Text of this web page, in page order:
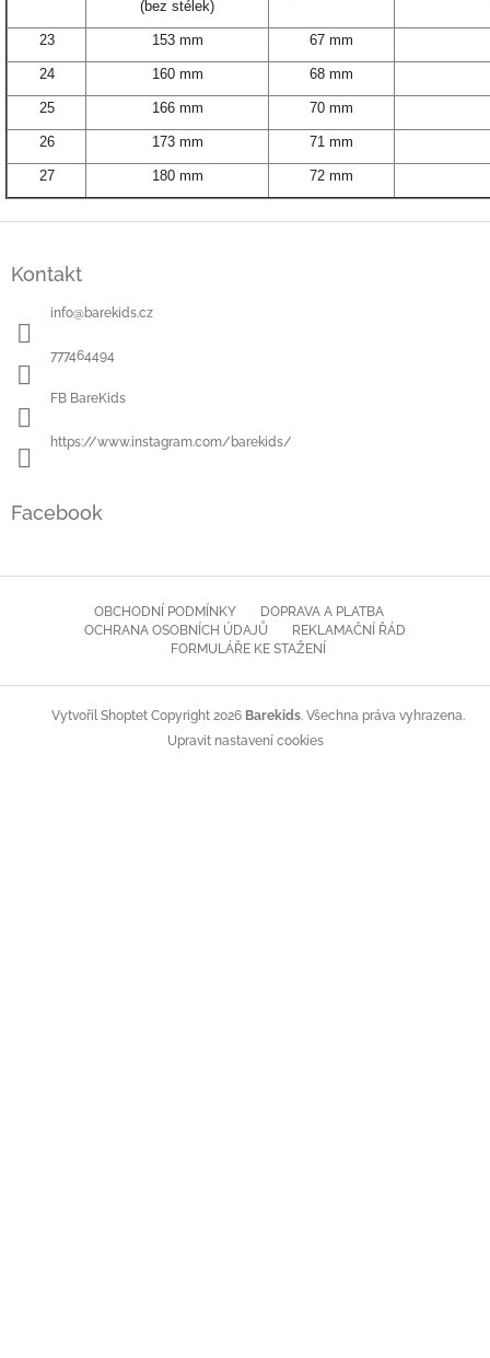
(bez stélek)
23 153 mm 67 mm
24 160 mm 68 mm
25 166 mm 70 mm
26 173 mm 71 mm
27 180 mm 72 mm
Kontakt
info@barekids.cz
777464494
FB BareKids
https://www.instagram.com/barekids/
Facebook
OBCHODNÍ PODMÍNKY
DOPRAVA A PLATBA
OCHRANA OSOBNÍCH ÚDAJŮ
REKLAMAČNÍ ŘÁD
FORMULÁŘE KE STAŽENÍ
Vytvořil Shoptet Copyright 2026 Barekids. Všechna práva vyhrazena.
Upravit nastavení cookies